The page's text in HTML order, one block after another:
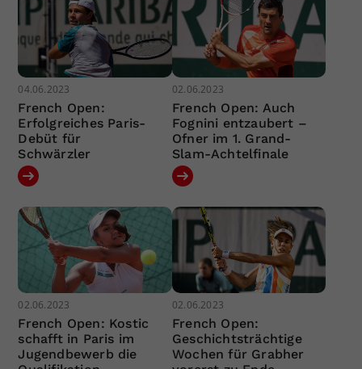
04.06.2023
French Open:
Erfolgreiches Paris-
Debüt für
Schwärzler
02.06.2023
French Open: Auch
Fognini entzaubert –
Ofner im 1. Grand-
Slam-Achtelfinale
02.06.2023
French Open: Kostic
schafft in Paris im
Jugendbewerb die
02.06.2023
French Open:
Geschichtsträchtige
Wochen für Grabher